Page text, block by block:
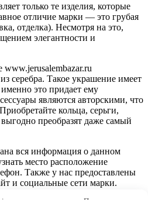
только те изделия, которые
отличие марки — это грубая
отделка). Несмотря на это,
элегантности и
серебра. Такое украшение имеет
это придает ему
являются авторскими, что
кольца, серьги,
преобразят даже самый
вся информация о данном
место расположение
Также у нас предоставлены
и социальные сети марки.